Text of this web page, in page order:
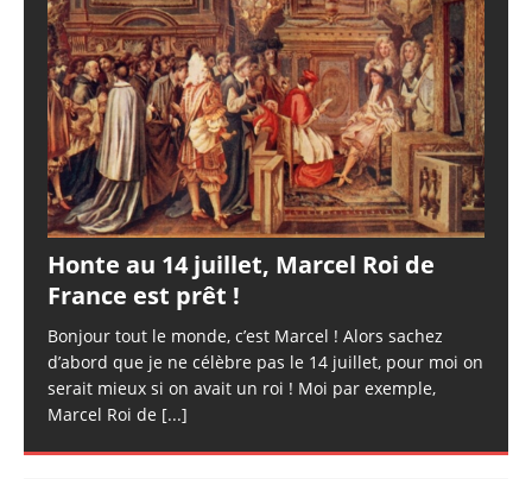
Honte au 14 juillet, Marcel Roi de
France est prêt !
Bonjour tout le monde, c’est Marcel ! Alors sachez
d’abord que je ne célèbre pas le 14 juillet, pour moi on
serait mieux si on avait un roi ! Moi par exemple,
Marcel Roi de [...]